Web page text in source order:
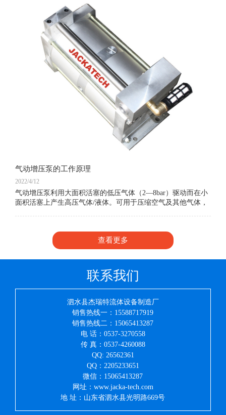
气动增压泵的工作原理
2022/4/12
气动增压泵利用大面积活塞的低压气体（2—8bar）驱动而在小
面积活塞上产生高压气体/液体。可用于压缩空气及其他气体，
查看更多
联系我们
泗水县杰瑞特流体设备制造厂
销售热线一：15588717919
销售热线二：15065413287
电 话：0537-3270558
传 真：0537-4260088
QQ: 26562361
QQ：2205233651
微信：15065413287
网址：www.jacka-tech.com
地 址：山东省泗水县光明路669号